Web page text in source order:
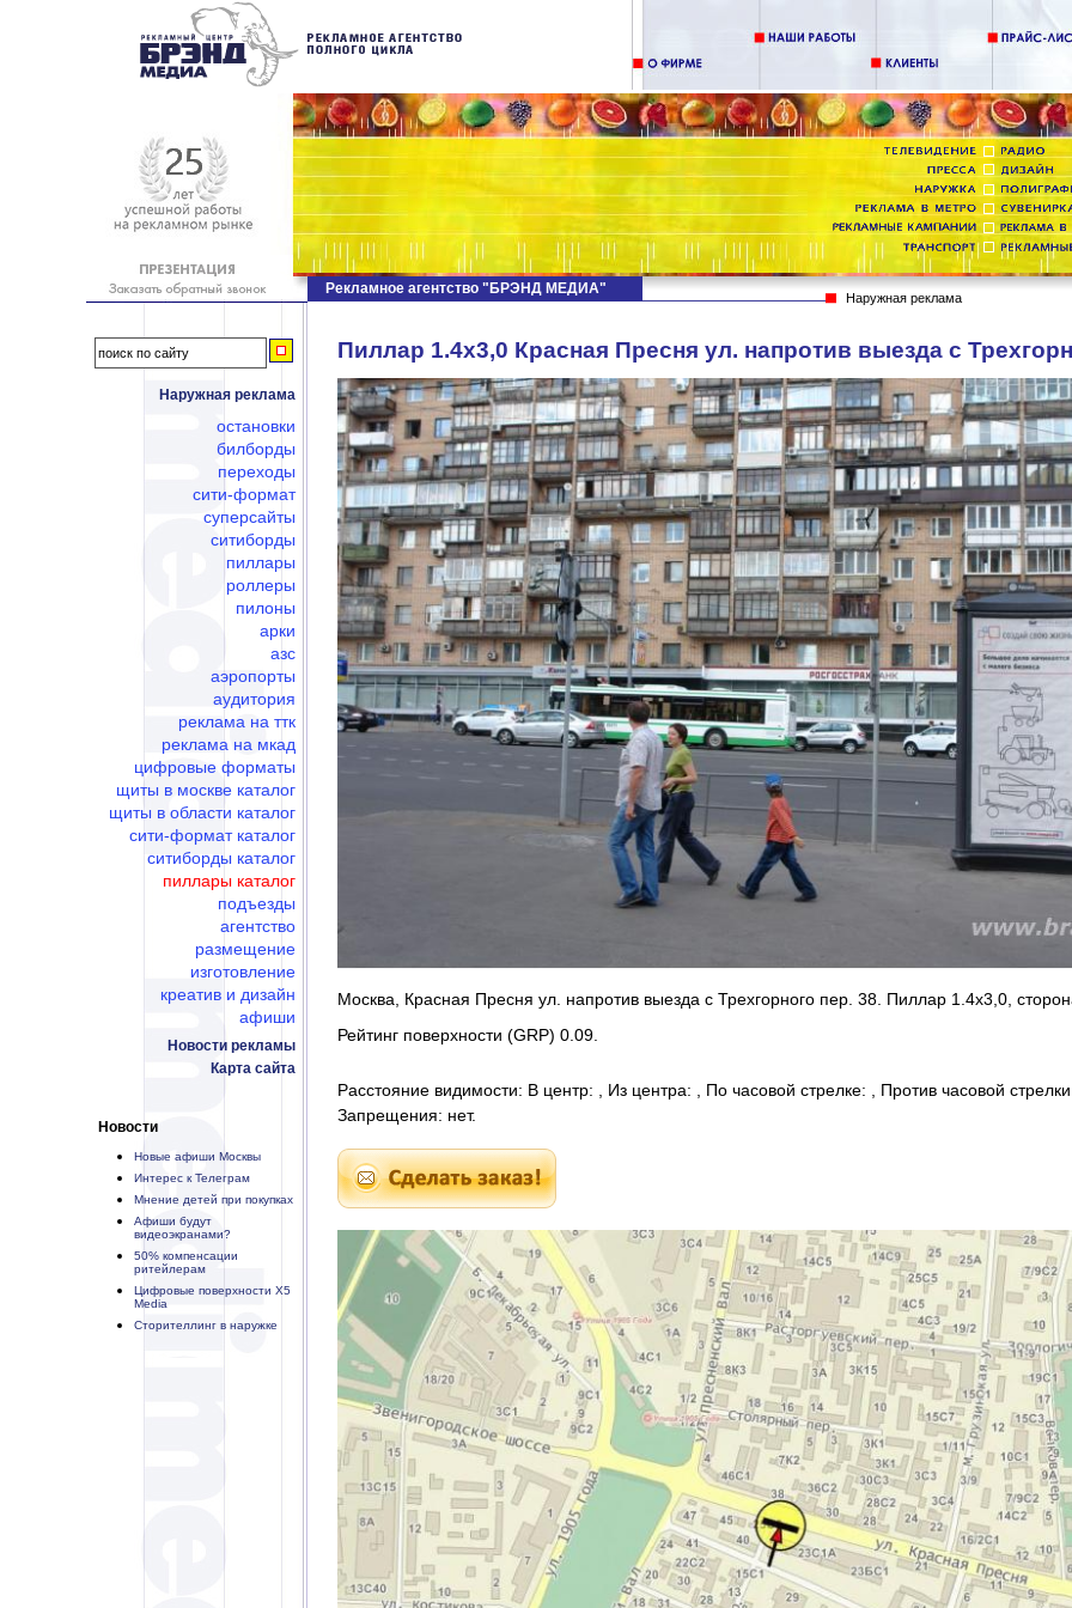
Наружная реклама
остановки
билборды
переходы
сити-формат
суперсайты
ситиборды
пиллары
роллеры
пилоны
арки
азс
аэропорты
аудитория
реклама на ттк
реклама на мкад
цифровые форматы
щиты в москве каталог
щиты в области каталог
сити-формат каталог
ситиборды каталог
пиллары каталог
подъезды
агентство
размещение
изготовление
креатив и дизайн
афиши
Новости рекламы
Карта сайта
Новости
Новые афиши Москвы
Интерес к Телеграм
Мнение детей при покупках
Афиши будут
видеоэкранами?
50% компенсации
ритейлерам
Цифровые поверхности X5
Media
Сторителлинг в наружке
Рекламное агентство "БРЭНД МЕДИА"
Наружная реклама
Пиллар 1.4х3,0 Красная Пресня ул. напротив выезда с
Москва, Красная Пресня ул. напротив выезда с Трехгорного пер. 38. Пиллар 1.4х3,0,
Рейтинг поверхности (GRP) 0.09.
Расстояние видимости: В центр: , Из центра: , По часовой стрелке: , Против часовой
Запрещения: нет.